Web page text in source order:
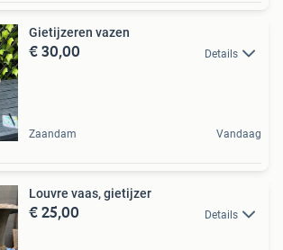
Gietijzeren vazen
€ 30,00 Details
Zaandam Vandaag
Louvre vaas, gietijzer
€ 25,00 Details